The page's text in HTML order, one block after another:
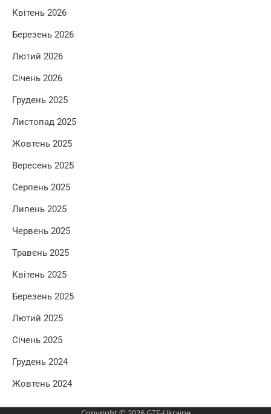
Квітень 2026
Березень 2026
Лютий 2026
Січень 2026
Грудень 2025
Листопад 2025
Жовтень 2025
Вересень 2025
Серпень 2025
Липень 2025
Червень 2025
Травень 2025
Квітень 2025
Березень 2025
Лютий 2025
Січень 2025
Грудень 2024
Жовтень 2024